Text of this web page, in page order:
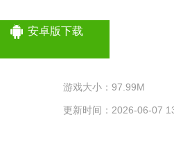
安卓版下载
游戏大小：97.99M
更新时间：2026-06-07